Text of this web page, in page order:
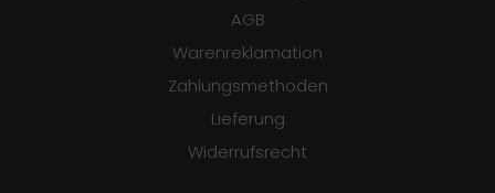
AGB
Warenreklamation
Zahlungsmethoden
Lieferung
Widerrufsrecht